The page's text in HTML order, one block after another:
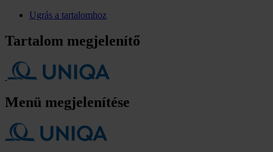
Ugrás a tartalomhoz
Tartalom megjelenítő
Menü megjelenítése